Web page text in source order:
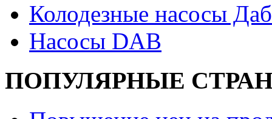
Колодезные насосы Даб
Насосы DAB
ПОПУЛЯРНЫЕ